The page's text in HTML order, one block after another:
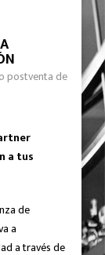
postventa de
a tus
de
a
a través de